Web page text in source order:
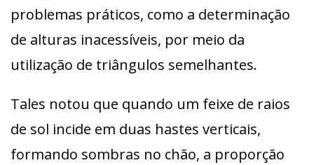
problemas práticos, como a determinação
de alturas inacessíveis, por meio da
utilização de triângulos semelhantes.
Tales notou que quando um feixe de raios
de sol incide em duas hastes verticais,
formando sombras no chão, a proporção